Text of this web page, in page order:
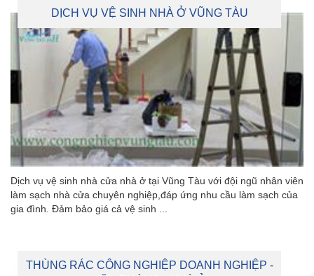
DỊCH VỤ VỆ SINH NHÀ Ở VŨNG TÀU
Dịch vụ vệ sinh nhà cửa nhà ở tại Vũng Tàu với đội ngũ nhân viên
làm sạch nhà cửa chuyên nghiệp,đáp ứng nhu cầu làm sạch của
gia đình. Đảm bảo giá cả vệ sinh ...
THÙNG RÁC CÔNG NGHIỆP DOANH NGHIỆP -